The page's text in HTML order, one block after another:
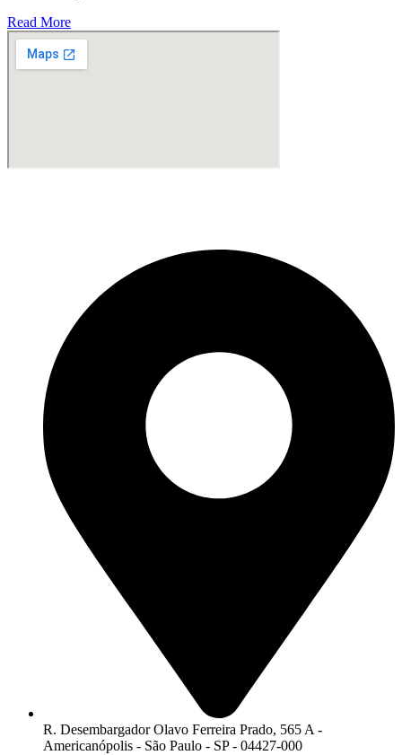
Read More
R. Desembargador Olavo Ferreira Prado, 565 A -
Americanópolis - São Paulo - SP - 04427-000